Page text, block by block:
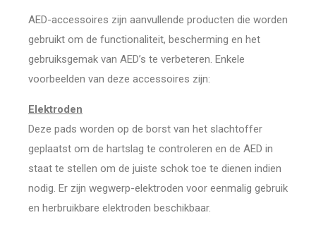
AED-accessoires zijn aanvullende producten die worden
gebruikt om de functionaliteit, bescherming en het
gebruiksgemak van AED’s te verbeteren. Enkele
voorbeelden van deze accessoires zijn:
Elektroden
Deze pads worden op de borst van het slachtoffer
geplaatst om de hartslag te controleren en de AED in
staat te stellen om de juiste schok toe te dienen indien
nodig. Er zijn wegwerp-elektroden voor eenmalig gebruik
en herbruikbare elektroden beschikbaar.